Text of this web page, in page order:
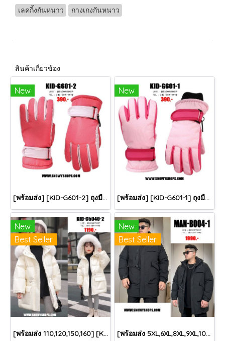
เลคกิ้งกันหนาว กางเกงกันหนาว
สินค้าเกี่ยวข้อง
New
[พร้อมส่ง] [KID-G601-2] ถุงมือกันหนาวเด็กสีชมพูเข้ม ซับขนด้านใน ใส่กันหนาวเล่นหิมะได้ (เหมาะสำหรับเด็ก 3-5ขวบ)
New
[พร้อมส่ง] [KID-G601-1] ถุงมือกันหนาวเด็กสีชมพูอ่อน ซับขนด้านใน ใส่กันหนาวเล่นหิมะได้ (เหมาะสำหรับเด็ก 3-5ขวบ)
New
Best Seller
[พร้อมส่ง 110,120,150,160] [KID-C5040-2] เสื้อโค้ทกันหนาวเด็กขนเป็ดสีขาว แขนยาว มีกระเป๋าสองข้าง แบบซิปด้านหน้า หมวกฮู้ดติดเฟอร์ฟรุ้งฟริ้งใส่ติดลบกันหนาว เล่นหิมะได้ค่ะ
New
Best Seller
[พร้อมส่ง 5XL,6XL,8XL,9XL,10XL] [Man-B004-1] Down Jackets BigSize เสื้อโค้ทขนเป็ดกันหนาวสีดำชายไซด์ใหญ่ มีหมวกฮู้ด ซิปด้านหน้า กันน้ำ ใส่กันหนาวติดลบได้อย่างดี